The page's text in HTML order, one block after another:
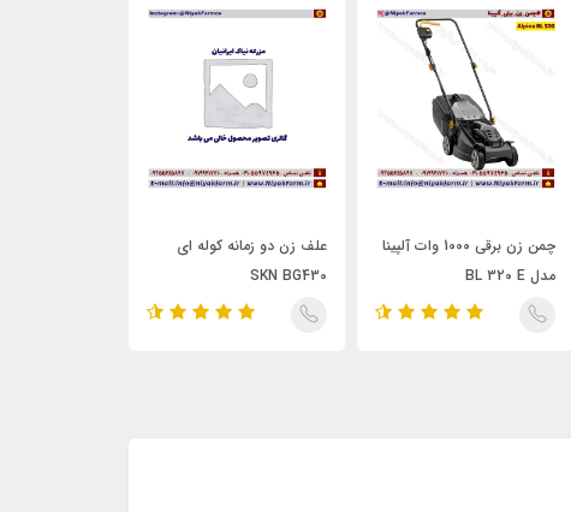
چمن زن برقی 1000 وات آلپینا
مدل BL 320 E
علف زن دو زمانه کوله ای
SKN BG430